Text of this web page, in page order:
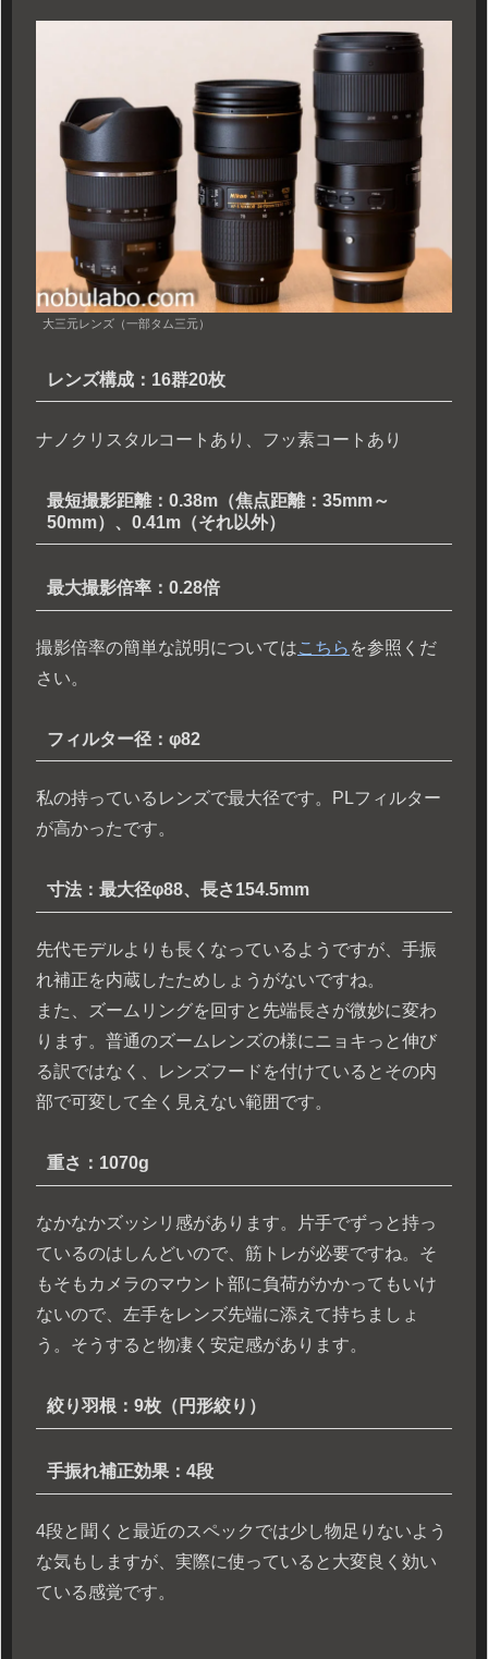
大三元レンズ（一部タム三元）
レンズ構成：16群20枚
ナノクリスタルコートあり、フッ素コートあり
最短撮影距離：0.38m（焦点距離：35mm～
50mm）、0.41m（それ以外）
最大撮影倍率：0.28倍
撮影倍率の簡単な説明についてはこちら を参照くだ
さい。
フィルター径：φ82
私の持っているレンズで最大径です。PLフィルター
が高かったです。
寸法：最大径φ88、長さ154.5mm
先代モデルよりも長くなっているようですが、手振
れ補正を内蔵したためしょうがないですね。
また、ズームリングを回すと先端長さが微妙に変わ
ります。普通のズームレンズの様にニョキっと伸び
る訳ではなく、レンズフードを付けているとその内
部で可変して全く見えない範囲です。
重さ：1070g
なかなかズッシリ感があります。片手でずっと持っ
ているのはしんどいので、筋トレが必要ですね。そ
もそもカメラのマウント部に負荷がかかってもいけ
ないので、左手をレンズ先端に添えて持ちましょ
う。そうすると物凄く安定感があります。
絞り羽根：9枚（円形絞り）
手振れ補正効果：4段
4段と聞くと最近のスペックでは少し物足りないよう
な気もしますが、実際に使っていると大変良く効い
ている感覚です。